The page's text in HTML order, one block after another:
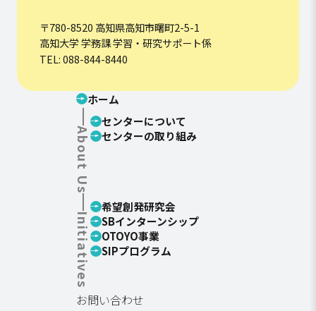
〒780-8520 高知県高知市曙町2-5-1
高知大学 学務課 学習・研究サポート係
TEL: 088-844-8440
ホーム
About Us
センターについて
センターの取り組み
Initiatives
希望創発研究会
SBインターンシップ
OTOYO事業
SIPプログラム
お問い合わせ